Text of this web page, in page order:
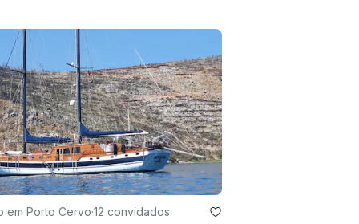
em Porto Cervo·12 convidados